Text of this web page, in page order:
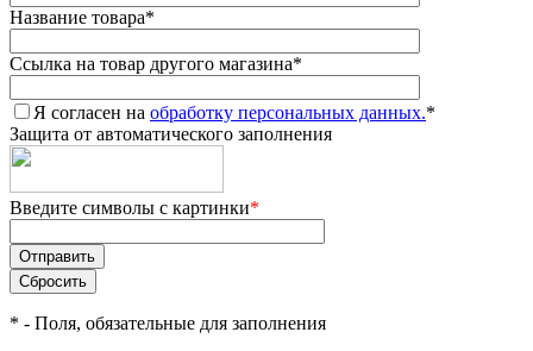
Название товара*
Ссылка на товар другого магазина*
Я согласен на обработку персональных данных.*
Защита от автоматического заполнения
Введите символы с картинки*
* - Поля, обязательные для заполнения